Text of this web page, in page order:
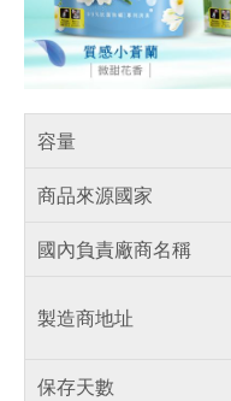
容量
商品來源國家
國內負責廠商名稱
製造商地址
保存天數